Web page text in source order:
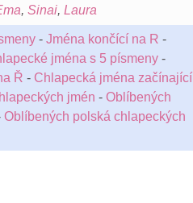
, Sinai, Laura
- Jména končící na R -
jména s 5 písmeny-
Ř - Chlapecká jména začínající
jmén - Oblíbených
Oblíbených polská chlapeckých